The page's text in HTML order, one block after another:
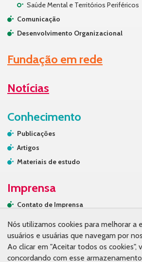
Saúde Mental e Territórios Periféricos
Comunicação
Desenvolvimento Organizacional
Fundação em rede
Notícias
Conhecimento
Publicações
Artigos
Materiais de estudo
Imprensa
Contato de Imprensa
Na mídia
Contato
Nós utilizamos cookies para melhorar a
usuários e usuárias que navegam por
Ao clicar em "Aceitar todos os cookies",
concordando com esse